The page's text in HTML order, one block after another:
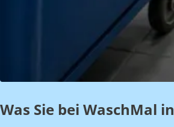
Was Sie bei WaschMal